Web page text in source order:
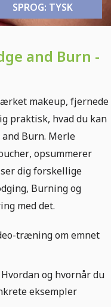
SPROG: TYSK
and Burn -
makeup, fjernede
praktisk, hvad du kan
and Burn. Merle
opsummerer
dig forskellige
Burning og
med det.
træning om emnet
og hvornår du
eksempler